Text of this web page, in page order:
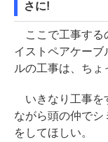
さに!
ここで工事する
イストペアケー
ルの工事は、ちょ
いきなり工事を
ながら頭の仲で
をしてほしい。